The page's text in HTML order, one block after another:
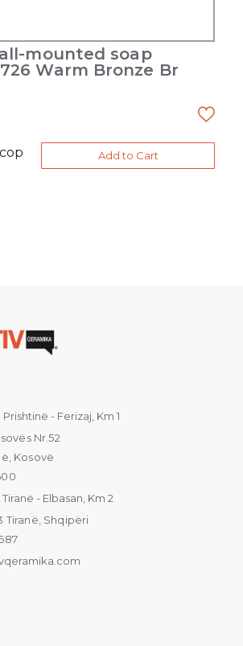
mounted soap
Warm Bronze Br
cop
Add to Cart
- Ferizaj, Km 1
Nr.52
Kosovë
- Elbasan, Km 2
Tiranë, Shqipëri